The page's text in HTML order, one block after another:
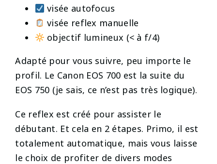
visée autofocus
visée reflex manuelle
objectif lumineux (< à f/4)
Adapté pour vous suivre, peu importe le
profil. Le Canon EOS 700 est la suite du
EOS 750 (je sais, ce n’est pas très logique).
Ce reflex est créé pour assister le
débutant. Et cela en 2 étapes. Primo, il est
totalement automatique, mais vous laisse
le choix de profiter de divers modes